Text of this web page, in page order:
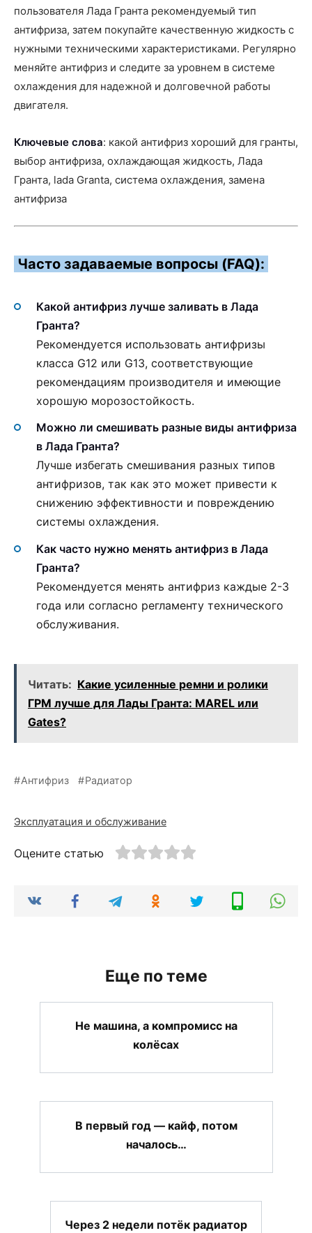
пользователя Лада Гранта рекомендуемый тип
антифриза, затем покупайте качественную жидкость с
нужными техническими характеристиками. Регулярно
меняйте антифриз и следите за уровнем в системе
охлаждения для надежной и долговечной работы
двигателя.
Ключевые слова: какой антифриз хороший для гранты,
выбор антифриза, охлаждающая жидкость, Лада
Гранта, lada Granta, система охлаждения, замена
антифриза
Часто задаваемые вопросы (FAQ):
Какой антифриз лучше заливать в Лада
Гранта?
Рекомендуется использовать антифризы
класса G12 или G13, соответствующие
рекомендациям производителя и имеющие
хорошую морозостойкость.
Можно ли смешивать разные виды антифриза
в Лада Гранта?
Лучше избегать смешивания разных типов
антифризов, так как это может привести к
снижению эффективности и повреждению
системы охлаждения.
Как часто нужно менять антифриз в Лада
Гранта?
Рекомендуется менять антифриз каждые 2-3
года или согласно регламенту технического
обслуживания.
Читать: Какие усиленные ремни и ролики
ГРМ лучше для Лады Гранта: MAREL или
Gates?
Антифриз Радиатор
Эксплуатация и обслуживание
Оцените статью
Еще по теме
Не машина, а компромисс на
колёсах
В первый год — кайф, потом
началось…
Через 2 недели потёк радиатор